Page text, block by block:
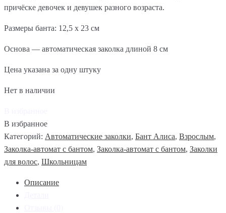
причёске девочек и девушек разного возраста.
Размеры банта: 12,5 х 23 см
Основа — автоматическая заколка длиной 8 см
Цена указана за одну штуку
Нет в наличии
В избранное
Категорий: Автоматические заколки, Бант Алиса, Взрослым,
Заколка-автомат с бантом, Заколка-автомат с бантом, Заколки
для волос, Школьницам
Описание